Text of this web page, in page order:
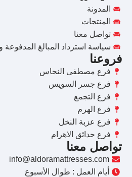
المدونة
المنتجات
تواصل معنا
سياسة استرداد المبالغ المدفوعة
فروعنا
فرع مصطفى النحاس
فرع جسر السويس
فرع التجمع
فرع الهرم
فرع عزبة النخل
فرع حدائق الاهرام
تواصل معنا
info@aldoramattresses.com
أيام العمل : طوال الأسبوع